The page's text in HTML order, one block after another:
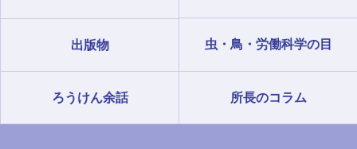
出版物 虫・鳥・労働科学の目
ろうけん余話 所長のコラム